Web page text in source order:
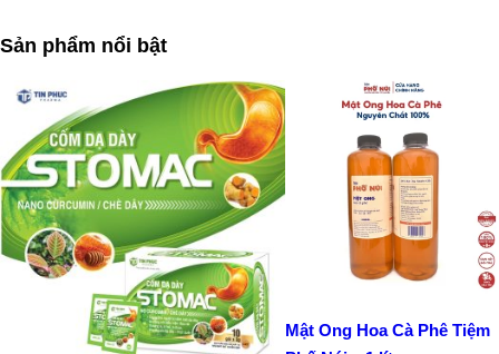
Sản phẩm nổi bật
Mật Ong Hoa Cà Phê Tiệm